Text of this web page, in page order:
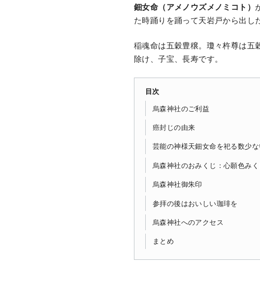
鈿女命（アメノウズメノミコト）
た時踊りを踊って天岩戸から出し
稲魂命は五穀豊穣。瓊々杵尊は五
除け、子宝、長寿です。
目次
烏森神社のご利益
癌封じの由来
芸能の神様天鈿女命を祀る数少
烏森神社のおみくじ：心願色みく
烏森神社御朱印
参拝の後はおいしい珈琲を
烏森神社へのアクセス
まとめ